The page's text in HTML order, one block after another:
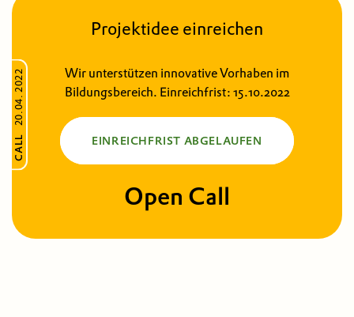
CALL
20.04. 2022
Projektidee einreichen
Wir unterstützen innovative Vorhaben im
Bildungsbereich. Einreichfrist: 15.10.2022
EINREICHFRIST ABGELAUFEN
Open Call